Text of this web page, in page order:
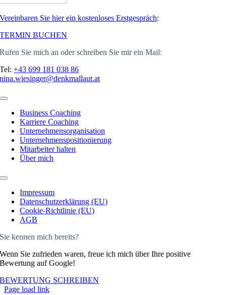
Vereinbaren Sie hier ein kostenloses Erstgespräch:
TERMIN BUCHEN
Rufen Sie mich an oder schreiben Sie mir ein Mail:
Tel:+43 699 181 038 86
nina.wiesinger@denkmallaut.at
Toggle
NavigationBusiness Coaching
Karriere Coaching
Unternehmensorganisation
Unternehmenspositionierung
Mitarbeiter halten
Über mich
Toggle
NavigationImpressum
Datenschutzerklärung (EU)
Cookie-Richtlinie (EU)
AGB
Sie kennen mich bereits?
Wenn Sie zufrieden waren, freue ich mich über Ihre positive
Bewertung auf Google!
BEWERTUNG SCHREIBEN
Page load link